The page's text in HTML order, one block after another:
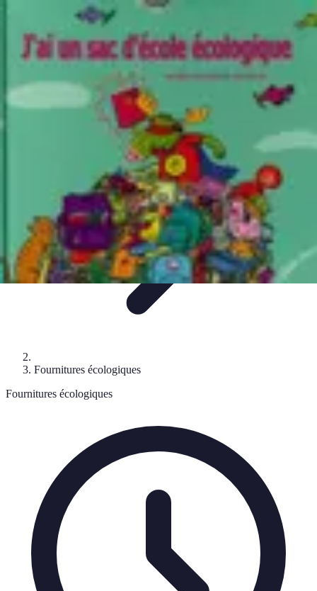
Medic Fournitures
Achat et gestion
Fournitures
écologiquesChoix des fournitures
Fournitures écologiques
Fournitures écologiques